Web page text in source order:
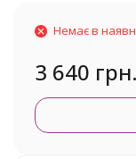
Немає в
3 640 грн.